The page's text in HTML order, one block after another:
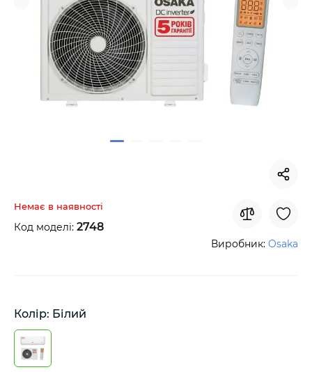
Немає в наявності
Код моделі: 2748
Виробник: Osaka
Колір: Білий